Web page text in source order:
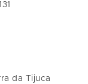
da Tijuca